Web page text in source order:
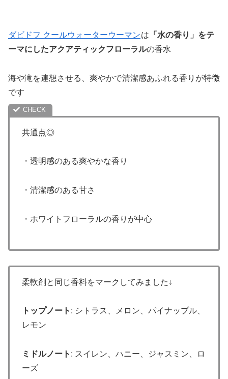
ダビドフ クールウォーターウーマンは 「水の香り」をテ
ーマにしたアクアティックフローラルの香水
海や滝を連想させる、爽やかで清潔感あふれる香りが特徴
です
共通点◎
・透明感のある爽やかな香り
・清潔感のある甘さ
・ホワイトフローラルの香りが中心
柔軟剤と同じ香料をマークしてみました↓
トップノート : シトラス、メロン、パイナップル、
レモン
ミドルノート : スイレン、ハニー、ジャスミン、ロ
ーズ